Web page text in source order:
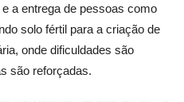
a entrega de pessoas como
solo fértil para a criação de
onde dificuldades são
são reforçadas.